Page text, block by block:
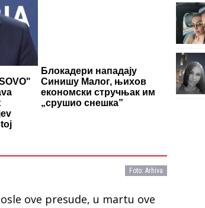
Foto: Arhiva
Блокадери нападају
Синишу Малог, њихов
економски стручњак им
„срушио снешка”
ove presude, u martu ove